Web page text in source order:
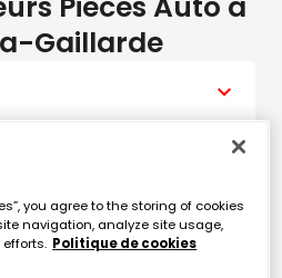
Gaillarde
AUTO BRIVE
you agree to the storing of cookies
navigation, analyze site usage,
Politique de cookies